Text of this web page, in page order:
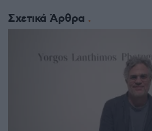
Σχετικά Άρθρα